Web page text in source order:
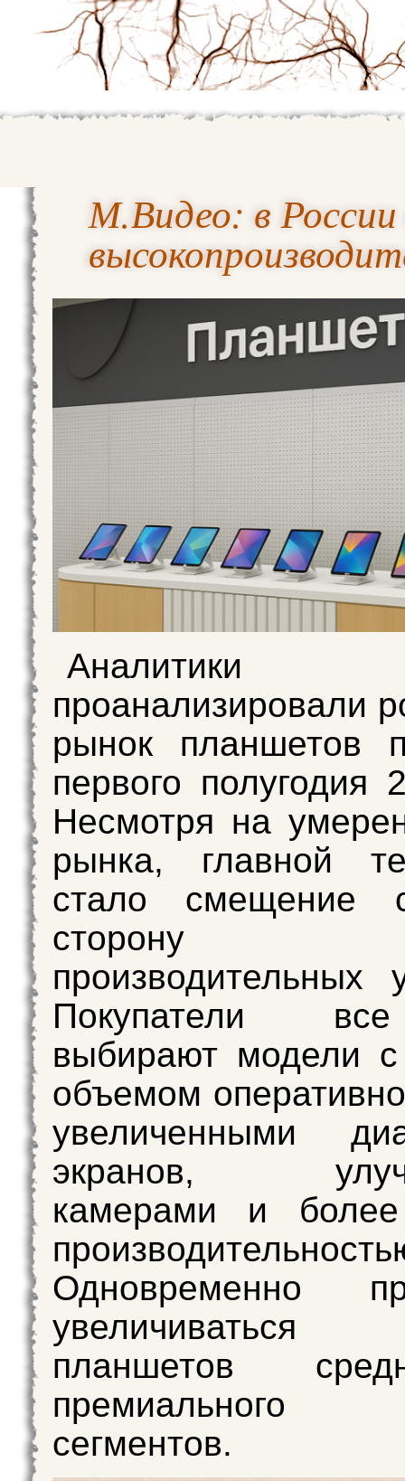
М.Видео: в
Аналитики
проанализировали
рынок планшетов
первого полугодия
Несмотря на
рынка, главной
стало смещение
сторону
производительных
Покупатели
выбирают модели
объемом
увеличенными
экранов,
камерами и
Одновременно
планшетов
премиального
сегментов.